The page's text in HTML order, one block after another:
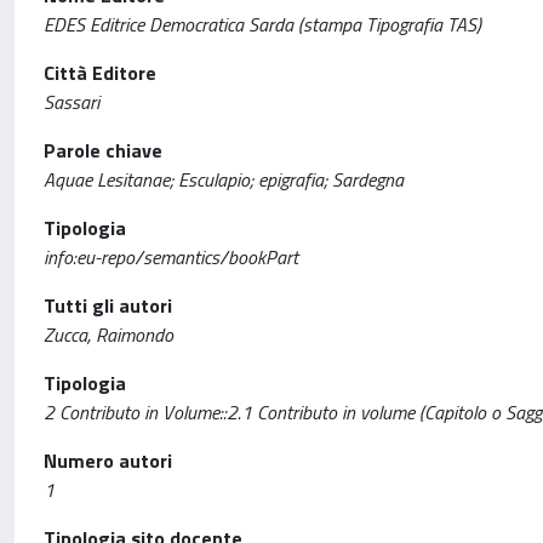
EDES Editrice Democratica Sarda (stampa Tipografia TAS)
Città Editore
Sassari
Parole chiave
Aquae Lesitanae; Esculapio; epigrafia; Sardegna
Tipologia
info:eu-repo/semantics/bookPart
Tutti gli autori
Zucca, Raimondo
Tipologia
2 Contributo in Volume::2.1 Contributo in volume (Capitolo o
Numero autori
1